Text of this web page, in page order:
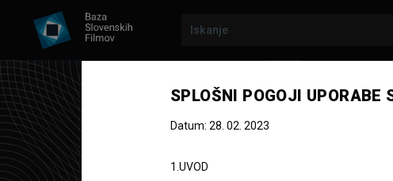
SPLOŠNI POGOJI UPORABE
Datum: 28. 02. 2023
1.UVOD